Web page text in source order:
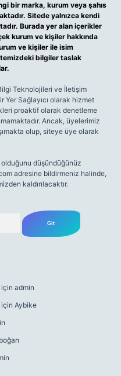
bir marka, kurum veya şahıs
Sitede yalnızca kendi
Burada yer alan içerikler
kurum ve kişiler hakkında
ve kişiler ile isim
bilgiler taslak
Teknolojileri ve İletişim
Yer Sağlayıcı olarak hizmet
proaktif olarak denetleme
Ancak, üyelerimiz
olup, siteye üye olarak
düşündüğünüz
adresine bildirmeniz halinde,
kaldırılacaktır.
için admin
için Aybike